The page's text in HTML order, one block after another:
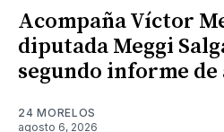
Acompaña Víctor
diputada Meggi
segundo informe
24 MORELOS
agosto 6, 2026